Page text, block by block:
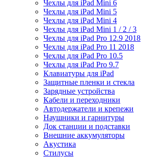
Чехлы для iPad Mini 6
Чехлы для iPad Mini 5
Чехлы для iPad Mini 4
Чехлы для iPad Mini 1 / 2 / 3
Чехлы для iPad Pro 12.9 2018
Чехлы для iPad Pro 11 2018
Чехлы для iPad Pro 10.5
Чехлы для iPad Pro 9.7
Клавиатуры для iPad
Защитные пленки и стекла
Зарядные устройства
Кабели и переходники
Автодержатели и крепежи
Наушники и гарнитуры
Док станции и подставки
Внешние аккумуляторы
Акустика
Стилусы